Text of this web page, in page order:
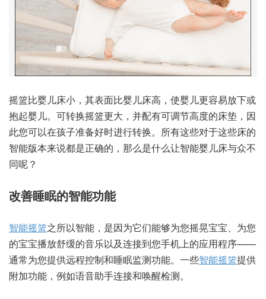
摇篮比婴儿床小，其表面比婴儿床高，使婴儿更容易放下或
抱起婴儿。可转换摇篮更大，并配有可调节高度的床垫，因
此您可以在孩子准备好时进行转换。所有这些对于这些床的
智能版本来说都是正确的，那么是什么让智能婴儿床与众不
同呢？
改善睡眠的智能功能
智能摇篮之所以智能，是因为它们能够为您摇晃宝宝、为您
的宝宝播放舒缓的音乐以及连接到您手机上的应用程序——
通常为您提供远程控制和睡眠监测功能。一些智能摇篮提供
附加功能，例如语音助手连接和唤醒检测。